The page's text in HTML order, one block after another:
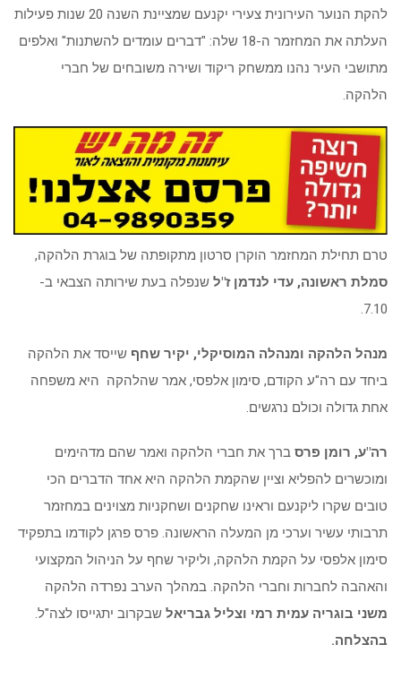
להקת הנוער העירונית צעירי יקנעם שמציינת השנה 20 שנות פעילות
העלתה את המחזמר ה-18 שלה: "דברים עומדים להשתנות" ואלפים
מתושבי העיר נהנו ממשחק ריקוד ושירה משובחים של חברי
הלהקה.
טרם תחילת המחזמר הוקרן סרטון מתקופתה של בוגרת הלהקה,
סמלת ראשונה, עדי לנדמן ז"ל שנפלה בעת שירותה הצבאי ב-
7.10.
מנהל הלהקה ומנהלה המוסיקלי, יקיר שחף שייסד את הלהקה
ביחד עם רה"ע הקודם, סימון אלפסי, אמר שהלהקה היא משפחה
אחת גדולה וכולם נרגשים.
רה"ע, רומן פרס ברך את חברי הלהקה ואמר שהם מדהימים
ומוכשרים להפליא וציין שהקמת הלהקה היא אחד הדברים הכי
טובים שקרו ליקנעם וראינו שחקנים ושחקניות מצוינים במחזמר
תרבותי עשיר וערכי מן המעלה הראשונה. פרס פרגן לקודמו בתפקיד
סימון אלפסי על הקמת הלהקה, וליקיר שחף על הניהול המקצועי
והאהבה לחברות וחברי הלהקה. במהלך הערב נפרדה הלהקה
משני בוגריה עמית רמי וצליל גבריאל שבקרוב יתגייסו לצה"ל.
בהצלחה.